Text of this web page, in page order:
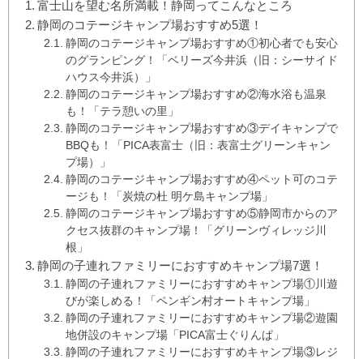
富士山を望む名所満載！静岡ってこんなところ
静岡のコテージキャンプ場おすすめ5選！
静岡のコテージキャンプ場おすすめ①初心者でも安心
のグランピング！「ベリーズ今井浜（旧：シーサイド
ハウス今井浜）」
静岡のコテージキャンプ場おすすめ②海水浴も温泉
も！「テラ憩いの里」
静岡のコテージキャンプ場おすすめ③デイキャンプで
BBQも！「PICA表富士（旧：表富士グリーンキャン
プ場）」
静岡のコテージキャンプ場おすすめ④ペット可のコテ
ージも！「炭焼の杜 明ケ島キャンプ場」
静岡のコテージキャンプ場おすすめ⑤静岡市からのア
クセス抜群のキャンプ場！「グリーンヴィレッジ川
根」
静岡の子連れファミリーにおすすめキャンプ場7選！
静岡の子連れファミリーにおすすめキャンプ場①川遊
びが楽しめる！「ペンギン村オートキャンプ場」
静岡の子連れファミリーにおすすめキャンプ場②遊園
地併設のキャンプ場「PICA富士ぐりんぱ」
静岡の子連れファミリーにおすすめキャンプ場③レジ